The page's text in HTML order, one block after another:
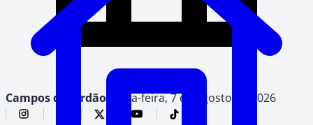
Campos do Jordão, sexta-feira, 7 de agosto de 2026